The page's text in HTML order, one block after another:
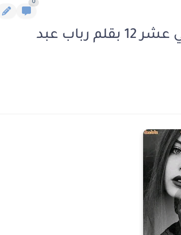
0
رواية بكي لاجلها الجبال الفصل الثاني عشر 12 بقلم رباب عبد